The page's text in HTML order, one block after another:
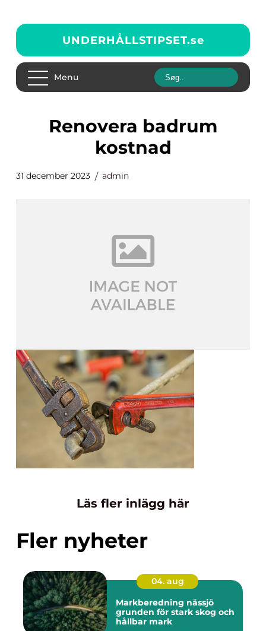
UNDERHÅLLSTIPSET.se
Menu
renovera badrum
kostnad
31 december 2023 admin
Läs fler inlägg här
Fler nyheter
04. aug
Markberedning nässjö
grunden för stark skog och
hållbar mark